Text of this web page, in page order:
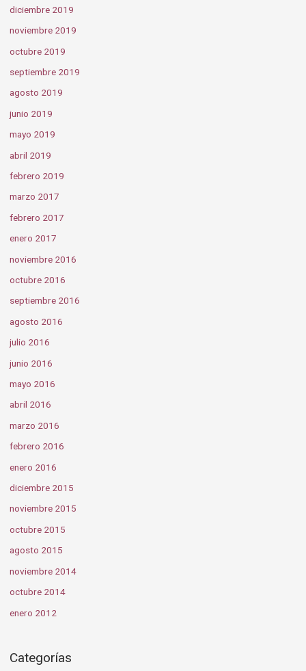
diciembre 2019
noviembre 2019
octubre 2019
septiembre 2019
agosto 2019
junio 2019
mayo 2019
abril 2019
febrero 2019
marzo 2017
febrero 2017
enero 2017
noviembre 2016
octubre 2016
septiembre 2016
agosto 2016
julio 2016
junio 2016
mayo 2016
abril 2016
marzo 2016
febrero 2016
enero 2016
diciembre 2015
noviembre 2015
octubre 2015
agosto 2015
noviembre 2014
octubre 2014
enero 2012
Categorías